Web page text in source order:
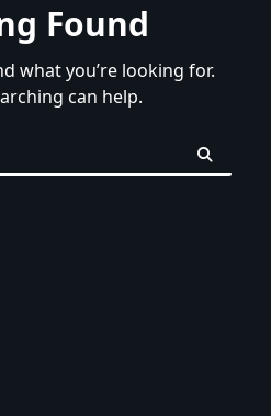
Found
what you’re looking for.
can help.